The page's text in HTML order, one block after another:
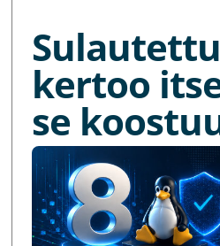
kertoo
se